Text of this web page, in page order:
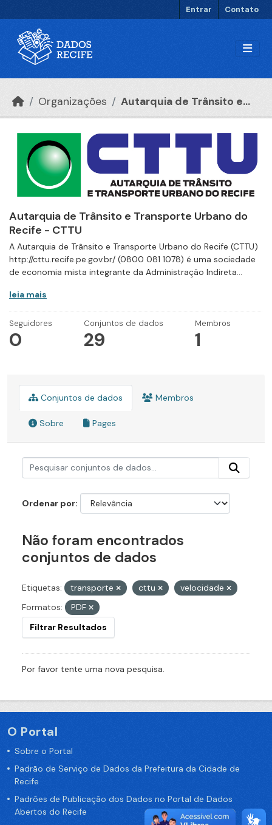
Entrar Contato
Organizações Autarquia de Trânsito e...
Autarquia de Trânsito e Transporte Urbano do
Recife - CTTU
A Autarquia de Trânsito e Transporte Urbano do Recife (CTTU)
http://cttu.recife.pe.gov.br/ (0800 081 1078) é uma sociedade
de economia mista integrante da Administração Indireta...
leia mais
Seguidores
0
Conjuntos de dados
29
Membros
1
Conjuntos de dados Membros
Sobre Pages
Ordenar por
Não foram encontrados
conjuntos de dados
Etiquetas: transporte cttu
velocidade
Formatos:
PDF
Filtrar Resultados
Por favor tente uma nova pesquisa.
O Portal
Sobre o Portal
Padrão de Serviço de Dados da Prefeitura da Cidade de
Recife
Padrões de Publicação dos Dados no Portal de Dados
Abertos do Recife